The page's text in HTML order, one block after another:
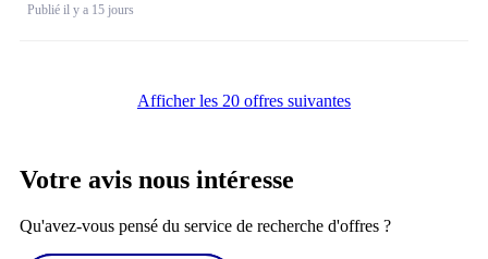
Publié il y a 15 jours
Afficher les 20 offres suivantes
Votre avis nous intéresse
Qu'avez-vous pensé du service de recherche d'offres ?